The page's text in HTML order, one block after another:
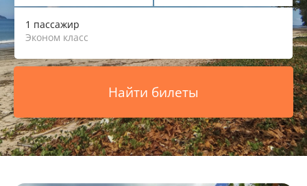
1 пассажир
Эконом класс
Найти билеты